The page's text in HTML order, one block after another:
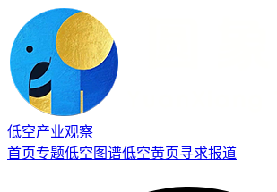
低空产业观察
首页专题低空图谱低空黄页寻求报道